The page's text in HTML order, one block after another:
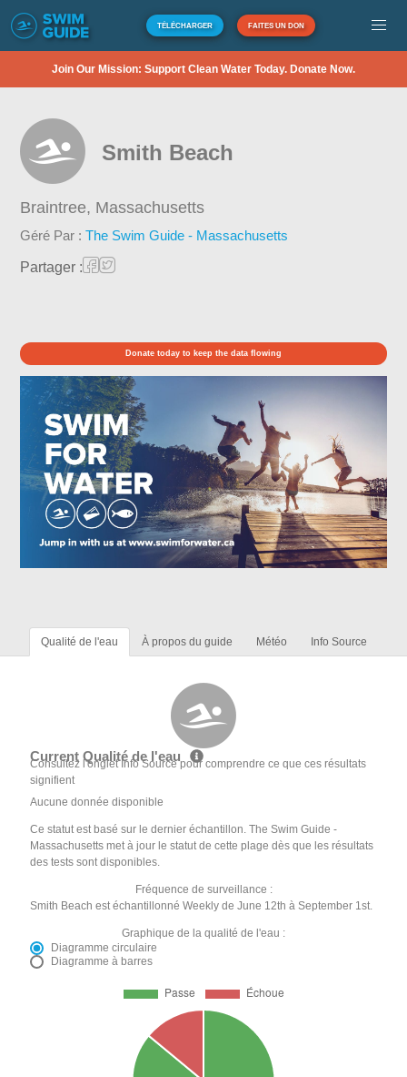
TÉLÉCHARGER FAITES UN DON
Join Our Mission: Support Clean Water Today. Donate Now.
Smith Beach
Braintree, Massachusetts
Géré Par :The Swim Guide - Massachusetts
Partager :
Donate today to keep the data flowing
Qualité de l'eau À propos du guide Météo Info Source
Current Qualité de l'eau
Consultez l'onglet Info Source pour comprendre ce que ces résultats
signifient
Aucune donnée disponible
Ce statut est basé sur le dernier échantillon. The Swim Guide -
Massachusetts met à jour le statut de cette plage dès que les résultats
des tests sont disponibles.
Fréquence de surveillance :
Smith Beach est échantillonné Weekly de June 12th à September 1st.
Graphique de la qualité de l'eau :
Diagramme circulaire
Diagramme à barres